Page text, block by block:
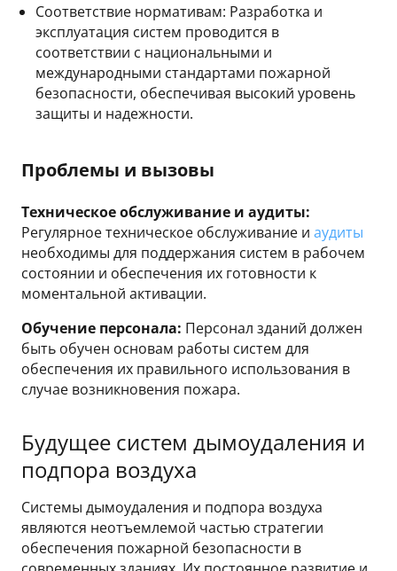
Соответствие нормативам: Разработка и
эксплуатация систем проводится в
соответствии с национальными и
международными стандартами пожарной
безопасности, обеспечивая высокий уровень
защиты и надежности.
Проблемы и вызовы
Техническое обслуживание и аудиты:
Регулярное техническое обслуживание и аудиты
необходимы для поддержания систем в рабочем
состоянии и обеспечения их готовности к
моментальной активации.
Обучение персонала: Персонал зданий должен
быть обучен основам работы систем для
обеспечения их правильного использования в
случае возникновения пожара.
Будущее систем дымоудаления и
подпора воздуха
Системы дымоудаления и подпора воздуха
являются неотъемлемой частью стратегии
обеспечения пожарной безопасности в